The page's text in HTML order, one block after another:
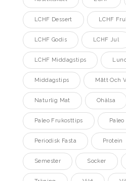
LCHF Dessert LCHF
LCHF Godis LCHF Jul
LCHF Middagstips
Middagstips Mått Och
Naturlig Mat Ohälsa
Paleo Frukosttips
Periodisk Fasta Protein
Semester Socker